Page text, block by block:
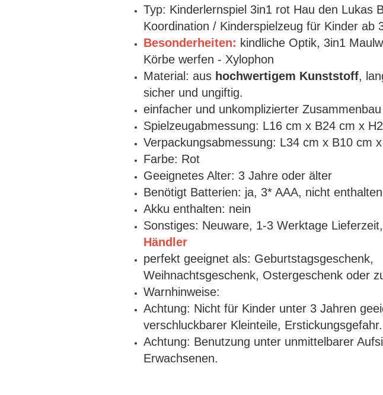
Typ: Kinderlernspiel 3in1 rot Hau den Lukas
Koordination / Kinderspielzeug für Kinder ab
Besonderheiten: kindliche Optik, 3in1
Körbe werfen - Xylophon
Material: aus hochwertigem Kunststoff,
sicher und ungiftig.
einfacher und unkomplizierter Zusammenbau
Spielzeugabmessung: L16 cm x B24 cm x
Verpackungsabmessung: L34 cm x B10 cm
Farbe: Rot
Geeignetes Alter: 3 Jahre oder älter
Benötigt Batterien: ja, 3* AAA, nicht enthalten
Akku enthalten: nein
Sonstiges: Neuware, 1-3 Werktage Lieferzeit,
Händler
perfekt geeignet als: Geburtstagsgeschenk,
Weihnachtsgeschenk, Ostergeschenk oder
Warnhinweise:
Achtung: Nicht für Kinder unter 3 Jahren
verschluckbarer Kleinteile, Erstickungsgefahr.
Achtung: Benutzung unter unmittelbarer
Erwachsenen.